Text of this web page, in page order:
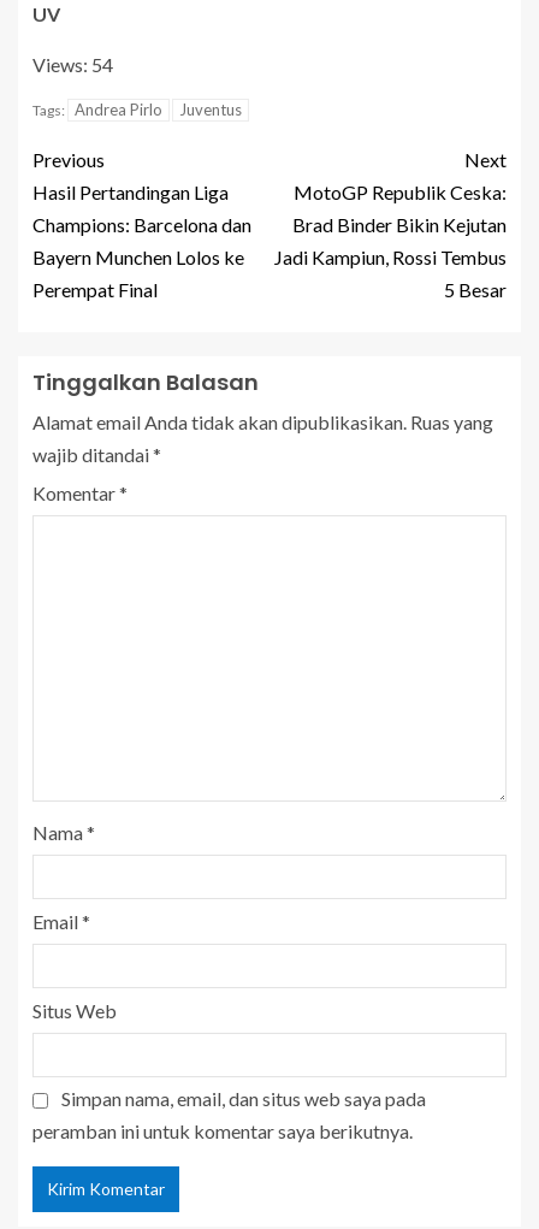
UV
Views: 54
Tags: Andrea Pirlo Juventus
Previous
Hasil Pertandingan Liga
Champions: Barcelona dan
Bayern Munchen Lolos ke
Perempat Final
Next
MotoGP Republik Ceska:
Brad Binder Bikin Kejutan
Jadi Kampiun, Rossi Tembus
5 Besar
Tinggalkan Balasan
Alamat email Anda tidak akan dipublikasikan. Ruas yang
wajib ditandai*
Komentar*
Nama*
Email*
Situs Web
Simpan nama, email, dan situs web saya pada
peramban ini untuk komentar saya berikutnya.